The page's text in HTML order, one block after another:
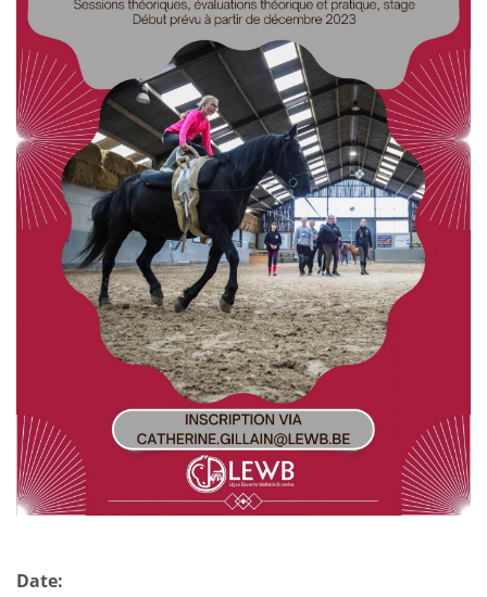
de
voltige
Temploux!
Date: